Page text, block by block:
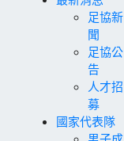
足協新
聞
足協公
告
人才招
募
國家代表隊